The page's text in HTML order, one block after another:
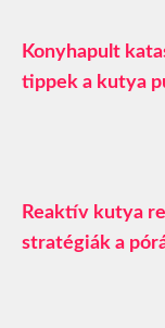
Konyhapult
tippek a kutya
Reaktív kutya
stratégiák a